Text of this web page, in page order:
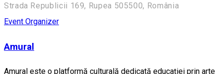
Strada Republicii 169, Rupea 505500, România
Event Organizer
Amural
Amural este o platformă culturală dedicată educației prin arte